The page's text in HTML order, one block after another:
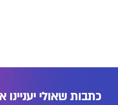
כתבות שאולי